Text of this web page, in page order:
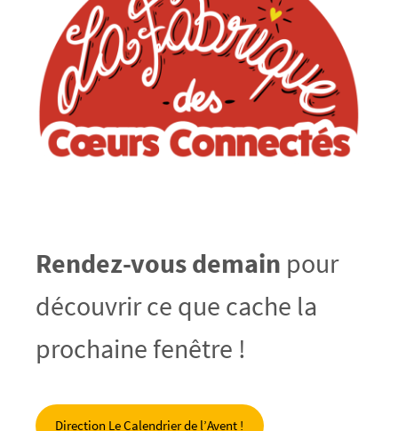
Rendez-vous demain pour
découvrir ce que cache la
prochaine fenêtre !
Direction Le Calendrier de l’Avent !